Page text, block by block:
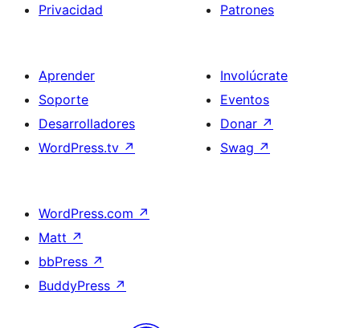
Privacidad
Patrones
Aprender
Soporte
Desarrolladores
WordPress.tv ↗
Involúcrate
Eventos
Donar ↗
Swag ↗
WordPress.com ↗
Matt ↗
bbPress ↗
BuddyPress ↗